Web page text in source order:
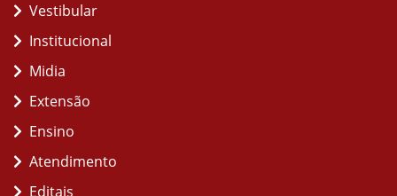
Vestibular
Institucional
Midia
Extensão
Ensino
Atendimento
Editais